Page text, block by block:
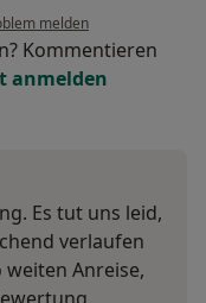
melden
Kommentieren
anmelden
Es tut uns leid,
verlaufen
Anreise,